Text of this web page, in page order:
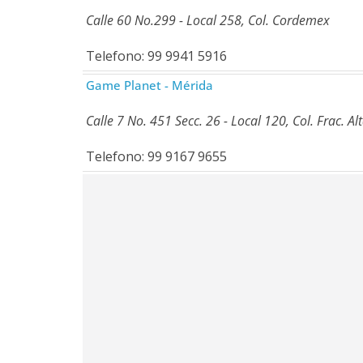
Calle 60 No.299 - Local 258, Col. Cordemex
Telefono: 99 9941 5916
Game Planet - Mérida
Calle 7 No. 451 Secc. 26 - Local 120, Col. Frac.
Telefono: 99 9167 9655